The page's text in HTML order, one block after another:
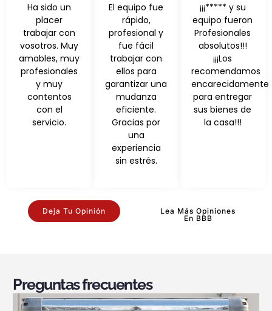
Ha sido un
placer
trabajar con
vosotros. Muy
amables, muy
profesionales
y muy
contentos
con el
servicio.
El equipo fue
rápido,
profesional y
fue fácil
trabajar con
ellos para
garantizar una
mudanza
eficiente.
Gracias por
una
experiencia
sin estrés.
¡¡¡***** y su
equipo fueron
Profesionales
absolutos!!!
¡¡¡Los
recomendamos
encarecidamente
para entregar
sus bienes de
la casa!!!
Deja Tu Opinión
Lea Más Opiniones
En BBB
Preguntas frecuentes